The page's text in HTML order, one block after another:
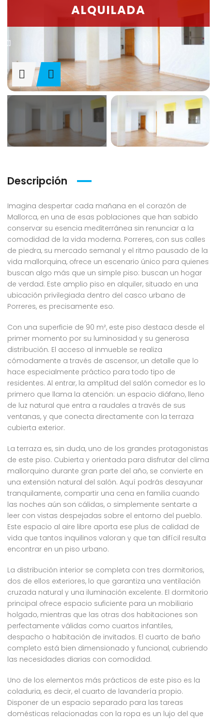
ALQUILADA
Descripción
Imagina despertar cada mañana en el corazón de
Mallorca, en una de esas poblaciones que han sabido
conservar su esencia mediterránea sin renunciar a la
comodidad de la vida moderna. Porreres, con sus calles
de piedra, su mercado semanal y el ritmo pausado de la
vida mallorquina, ofrece un escenario único para quienes
buscan algo más que un simple piso: buscan un hogar
de verdad. Este amplio piso en alquiler, situado en una
ubicación privilegiada dentro del casco urbano de
Porreres, es precisamente eso.
Con una superficie de 90 m², este piso destaca desde el
primer momento por su luminosidad y su generosa
distribución. El acceso al inmueble se realiza
cómodamente a través de ascensor, un detalle que lo
hace especialmente práctico para todo tipo de
residentes. Al entrar, la amplitud del salón comedor es lo
primero que llama la atención: un espacio diáfano, lleno
de luz natural que entra a raudales a través de sus
ventanas, y que conecta directamente con la terraza
cubierta exterior.
La terraza es, sin duda, uno de los grandes protagonistas
de este piso. Cubierta y orientada para disfrutar del clima
mallorquino durante gran parte del año, se convierte en
una extensión natural del salón. Aquí podrás desayunar
tranquilamente, compartir una cena en familia cuando
las noches aún son cálidas, o simplemente sentarte a
leer con vistas despejadas sobre el entorno del pueblo.
Este espacio al aire libre aporta ese plus de calidad de
vida que tantos inquilinos valoran y que tan difícil resulta
encontrar en un piso urbano.
La distribución interior se completa con tres dormitorios,
dos de ellos exteriores, lo que garantiza una ventilación
cruzada natural y una iluminación excelente. El dormitorio
principal ofrece espacio suficiente para un mobiliario
holgado, mientras que las otras dos habitaciones son
perfectamente válidas como cuartos infantiles,
despacho o habitación de invitados. El cuarto de baño
completo está bien dimensionado y funcional, cubriendo
las necesidades diarias con comodidad.
Uno de los elementos más prácticos de este piso es la
coladuria, es decir, el cuarto de lavandería propio.
Disponer de un espacio separado para las tareas
domésticas relacionadas con la ropa es un lujo del que